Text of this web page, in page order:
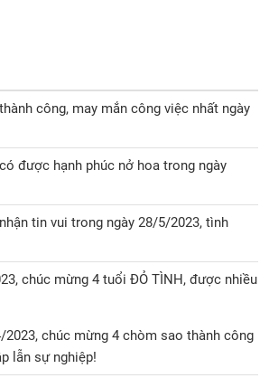
công, may mắn công việc nhất ngày
được hạnh phúc nở hoa trong ngày
tin vui trong ngày 28/5/2023, tình
chúc mừng 4 tuổi ĐỎ TÌNH, được nhiều
2023, chúc mừng 4 chòm sao thành công
lẫn sự nghiệp!